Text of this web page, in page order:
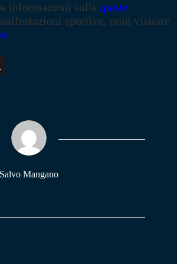
informazioni sulle quote
sportive, puoi visitare
Salvo Mangano